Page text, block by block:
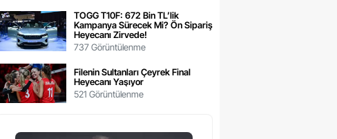
TOGG T10F: 672 Bin TL’lik
Kampanya Sürecek Mi? Ön Sipariş
Heyecanı Zirvede!
737 Görüntülenme
Filenin Sultanları Çeyrek Final
Heyecanı Yaşıyor
521 Görüntülenme